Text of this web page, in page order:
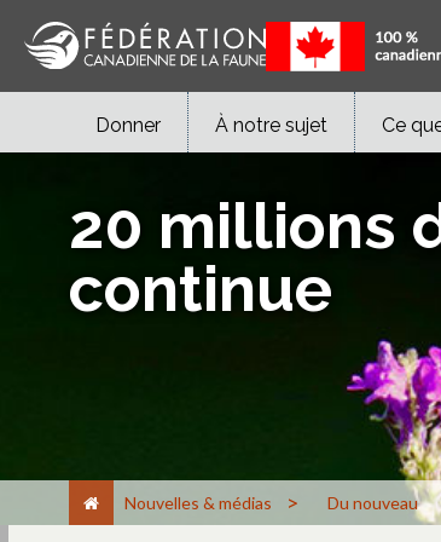
Donner À notre sujet Ce
20 millions
continue
Nouvelles & médias > Du nouveau